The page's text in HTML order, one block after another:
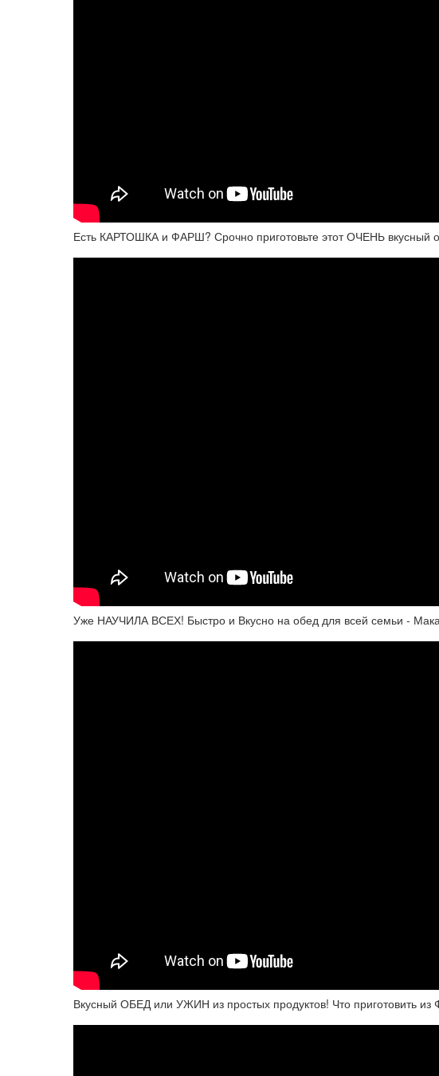
Есть КАРТОШКА и ФАРШ? Срочно приготовьте этот ОЧЕНЬ вкусный
Уже НАУЧИЛА ВСЕХ! Быстро и Вкусно на обед для всей семьи -
Вкусный ОБЕД или УЖИН из простых продуктов! Что приготовить